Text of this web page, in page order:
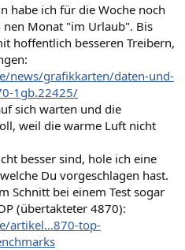
habe ich für die Woche noch
Monat "im Urlaub". Bis
hoffentlich besseren Treibern,
news/grafikkarten/daten-und-
1gb.22425/
sich warten und die
weil die warme Luft nicht
besser sind, hole ich eine
Du vorgeschlagen hast.
Schnitt bei einem Test sogar
(übertakteter 4870):
artikel...870-top-